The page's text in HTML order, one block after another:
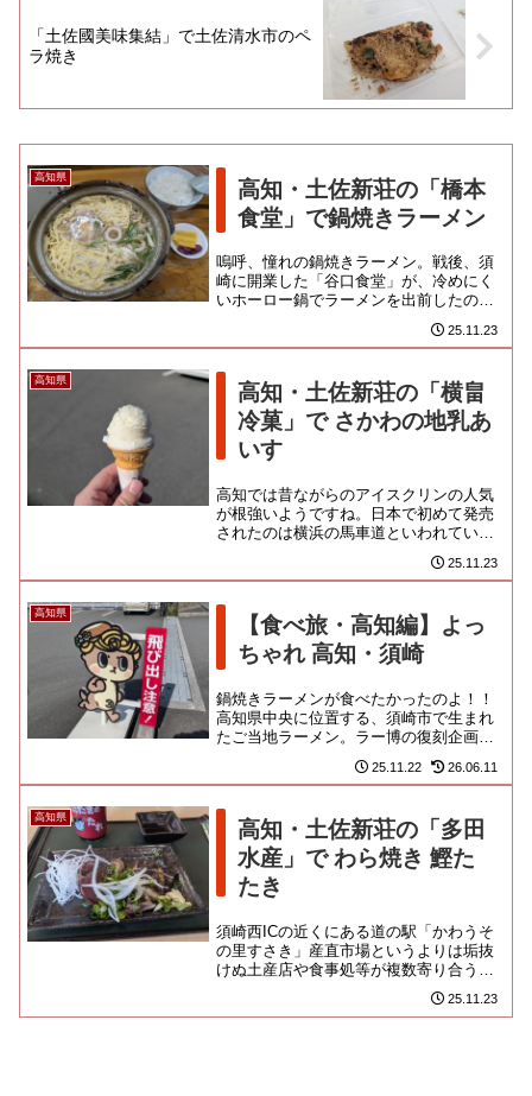
「土佐國美味集結」で土佐清水市のペ
ラ焼き
高知県
高知・土佐新荘の「橋本
食堂」で鍋焼きラーメン
嗚呼、憧れの鍋焼きラーメン。戦後、須
崎に開業した「谷口食堂」が、冷めにく
いホーロー鍋でラーメンを出前したのが
事始めなんだって。港町であるご当地で
は、安くて旨くて体の温まる ...
25.11.23
高知県
高知・土佐新荘の「横畠
冷菓」で さかわの地乳あ
いす
高知では昔ながらのアイスクリンの人気
が根強いようですね。日本で初めて発売
されたのは横浜の馬車道といわれている
ので、あいすくりんという名称には馴染
みがあるのですが、我々世代に... 25.11.23
高知県
【食べ旅・高知編】よっ
ちゃれ 高知・須崎
鍋焼きラーメンが食べたかったのよ！！
高知県中央に位置する、須崎市で生まれ
たご当地ラーメン。ラー博の復刻企画で
たいなと憧れていたのです。高...
25.11.22 26.06.11
高知県
高知・土佐新荘の「多田
水産」で わら焼き 鰹た
たき
須崎西ICの近くにある道の駅「かわうそ
の里すさき」産直市場というよりは垢抜
けぬ土産店や食事処等が複数寄り合うタ
イプの、あんまり大きくはない道の駅で
す。中に入ると、こころなし...
25.11.23